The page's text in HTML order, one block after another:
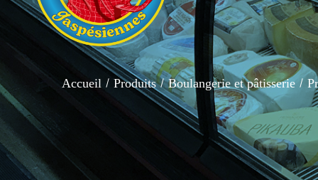
Accueil Produits Boulangerie et pâtisserie